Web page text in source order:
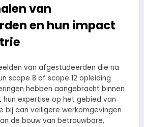
van
en hun impact
van afgestudeerden die na
scope 8 of scope 12 opleiding
hebben aangebracht binnen
hun expertise op het gebied van
bij aan veiligere werkomgevingen
de bouw van betrouwbare,